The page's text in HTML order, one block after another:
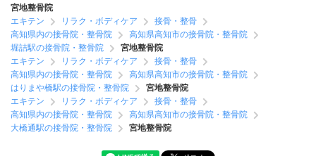
宮地整骨院
エキテン
リラク・ボディケア
接骨・整骨
高知県内の接骨院・整骨院
高知県高知市の接骨院・整骨院
堀詰駅の接骨院・整骨院
宮地整骨院
エキテン
リラク・ボディケア
接骨・整骨
高知県内の接骨院・整骨院
高知県高知市の接骨院・整骨院
はりまや橋駅の接骨院・整骨院
宮地整骨院
エキテン
リラク・ボディケア
接骨・整骨
高知県内の接骨院・整骨院
高知県高知市の接骨院・整骨院
大橋通駅の接骨院・整骨院
宮地整骨院